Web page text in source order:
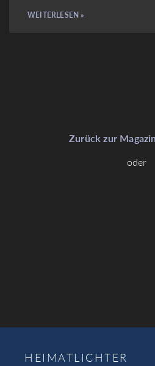
WEITERLESEN »
Zurück zur
oder
HEIMATLICHTER